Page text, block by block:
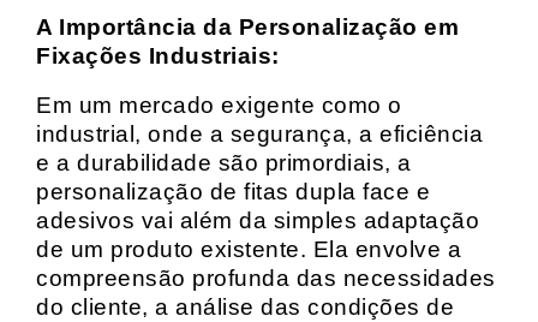
A Importância da Personalização em
Fixações Industriais:
Em um mercado exigente como o
industrial, onde a segurança, a eficiência
e a durabilidade são primordiais, a
personalização de fitas dupla face e
adesivos vai além da simples adaptação
de um produto existente. Ela envolve a
compreensão profunda das necessidades
do cliente, a análise das condições de